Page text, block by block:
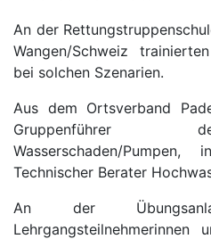
An der
Wangen/Schweiz
bei solchen Szenarien.
Aus dem Ortsverband
Gruppenführer
Wasserschaden/
Technischer Berater
An der
Lehrgangsteilnehmerinnen